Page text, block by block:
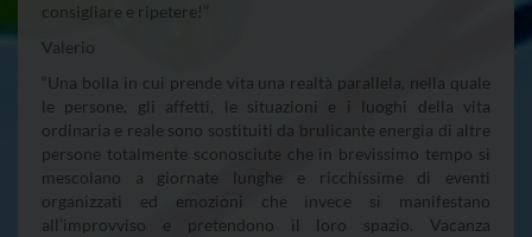
consigliare e ripetere!”
Valerio
“Una bolla in cui prende vita una realtà parallela, nella quale
le persone, gli affetti, le situazioni e i luoghi della vita
ordinaria e reale sono sostituiti da brulicante energia di altre
persone totalmente sconosciute che in brevissimo tempo si
mescolano a giornate lunghe e ricchissime di eventi
organizzati ed emozioni che invece si manifestano
all’improvviso e pretendono il loro spazio. Vacanza